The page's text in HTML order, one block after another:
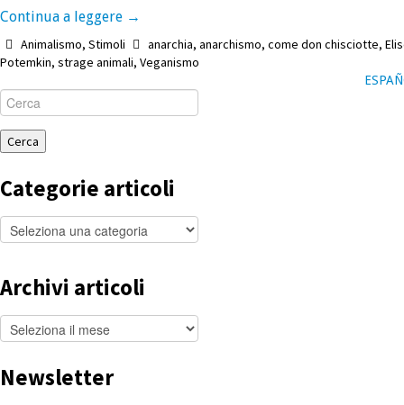
Continua a leggere →
Animalismo, Stimoli anarchia,anarchismo,come don chisciotte,
Potemkin, strage animali, Veganismo
Cerca
per:
Categorie articoli
Categorie
articoli
Archivi articoli
Archivi
articoli
Newsletter